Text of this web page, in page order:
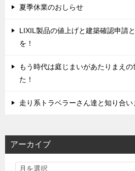
夏季休業のおしらせ
LIXIL製品の値上げと建築確認申請
を！
もう時代は庭じまいがあたりまえ
た！
走り系トラベラーさん達と知り合い
アーカイブ